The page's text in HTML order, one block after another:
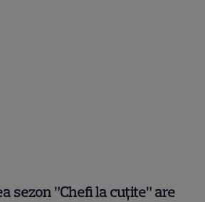
sezon ”Chefi la cuțite” are